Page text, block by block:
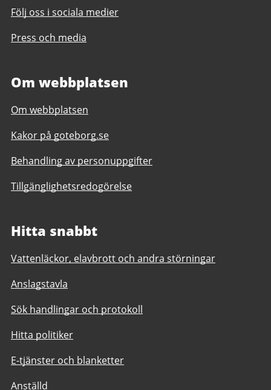
Följ oss i sociala medier
Press och media
Om webbplatsen
Om webbplatsen
Kakor på goteborg.se
Behandling av personuppgifter
Tillgänglighetsredogörelse
Hitta snabbt
Vattenläckor, elavbrott och andra störningar
Anslagstavla
Sök handlingar och protokoll
Hitta politiker
E-tjänster och blanketter
Anställd